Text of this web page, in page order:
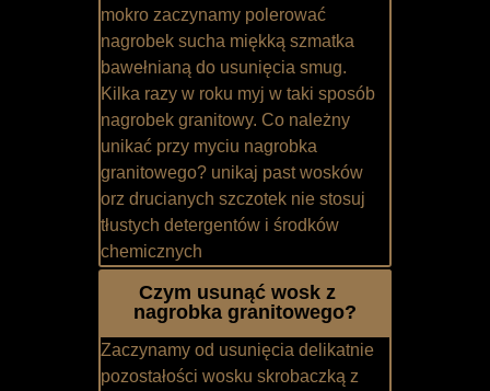
mokro zaczynamy polerować
nagrobek sucha miękką szmatka
bawełnianą do usunięcia smug.
Kilka razy w roku myj w taki sposób
nagrobek granitowy. Co należny
unikać przy myciu nagrobka
granitowego? unikaj past wosków
orz drucianych szczotek nie stosuj
tłustych detergentów i środków
chemicznych
Czym usunąć wosk z
nagrobka granitowego?
Zaczynamy od usunięcia delikatnie
pozostałości wosku skrobaczką z